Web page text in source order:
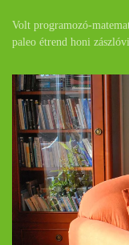
Volt programozó-
paleo étrend honi